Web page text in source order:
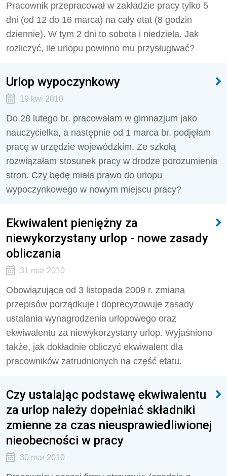
Pracownik przepracował w zakładzie pracy tylko 5
dni (od 12 do 16 marca) na cały etat (8 godzin
dziennie). W tym 2 dni to sobota i niedziela. Jak
rozliczyć, ile urlopu powinno mu przysługiwać?
Urlop wypoczynkowy
19 kwi 2010
Do 28 lutego br. pracowałam w gimnazjum jako
nauczycielka, a następnie od 1 marca br. podjęłam
pracę w urzędzie wojewódzkim. Ze szkołą
rozwiązałam stosunek pracy w drodze porozumienia
stron. Czy będę miała prawo do urlopu
wypoczynkowego w nowym miejscu pracy?
Ekwiwalent pieniężny za
niewykorzystany urlop - nowe zasady
obliczania
31 mar 2010
Obowiązująca od 3 listopada 2009 r. zmiana
przepisów porządkuje i doprecyzowuje zasady
ustalania wynagrodzenia urlopowego oraz
ekwiwalentu za niewykorzystany urlop. Wyjaśniono
także, jak dokładnie obliczyć ekwiwalent dla
pracowników zatrudnionych na część etatu.
Czy ustalając podstawę ekwiwalentu
za urlop należy dopełniać składniki
zmienne za czas nieusprawiedliwionej
nieobecności w pracy
30 mar 2010